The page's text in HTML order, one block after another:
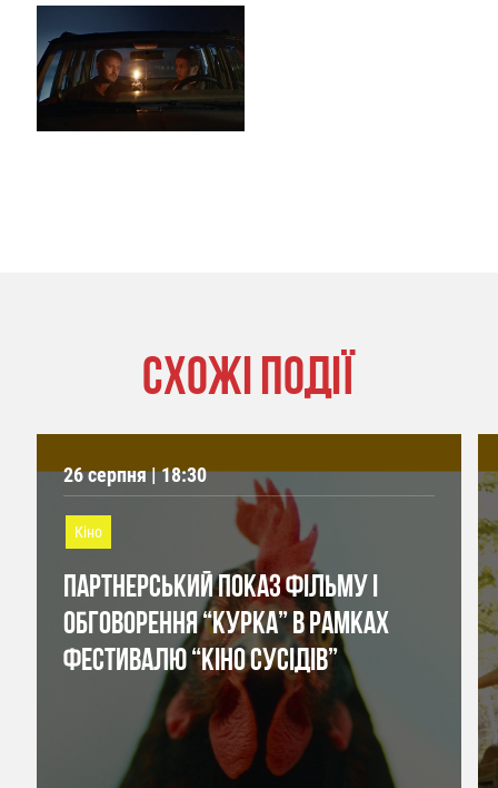
СХОЖІ ПОДІЇ
26 серпня | 18:30
Кіно
ПАРТНЕРСЬКИЙ ПОКАЗ ФІЛЬМУ І
ОБГОВОРЕННЯ “КУРКА” В РАМКАХ
ФЕСТИВАЛЮ “КІНО СУСІДІВ”